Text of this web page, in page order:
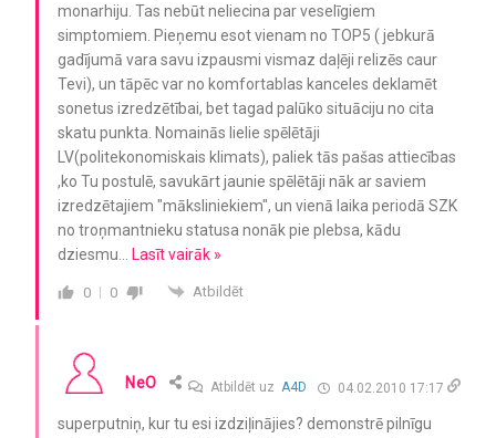
monarhiju. Tas nebūt neliecina par veselīgiem
simptomiem. Pieņemu esot vienam no TOP5 ( jebkurā
gadījumā vara savu izpausmi vismaz daļēji relizēs caur
Tevi), un tāpēc var no komfortablas kanceles deklamēt
sonetus izredzētībai, bet tagad palūko situāciju no cita
skatu punkta. Nomainās lielie spēlētāji
LV(politekonomiskais klimats), paliek tās pašas attiecības
,ko Tu postulē, savukārt jaunie spēlētāji nāk ar saviem
izredzētajiem "māksliniekiem", un vienā laika periodā SZK
no troņmantnieku statusa nonāk pie plebsa, kādu
dziesmu
Lasīt vairāk »
0 0 Atbildēt
NeO Atbildēt uzA4D 04.02.2010 17:17
superputniņ, kur tu esi izdziļinājies? demonstrē pilnīgu